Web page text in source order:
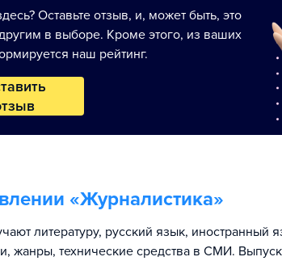
Оставьте отзыв, и, может быть, это
в выборе. Кроме этого, из ваших
наш рейтинг.
«Журналистика»
литературу, русский язык,
жанры, технические средства в СМИ.